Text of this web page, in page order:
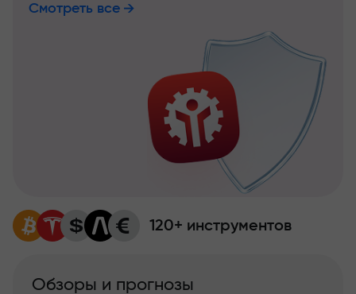
Смотреть все
120+ инструментов
Обзоры и прогнозы